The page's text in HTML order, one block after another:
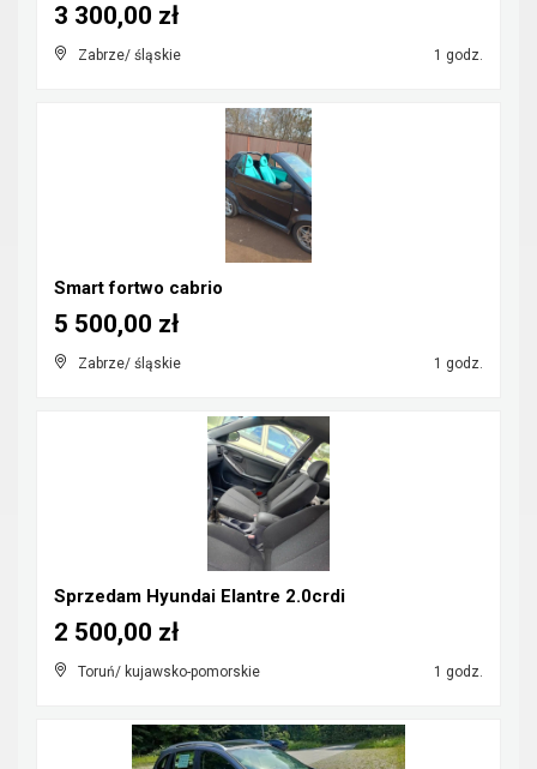
Zabrze/ śląskie 1 godz.
3 300,00 zł
Smart fortwo cabrio
Zabrze/ śląskie 1 godz.
5 500,00 zł
Sprzedam Hyundai Elantre 2.0crdi
Toruń/ kujawsko-pomorskie 1 godz.
2 500,00 zł